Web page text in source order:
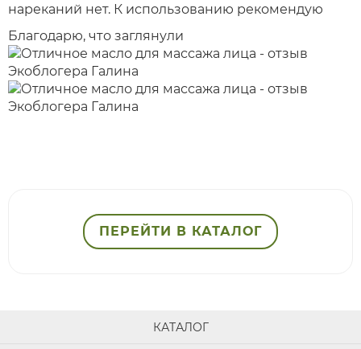
нареканий нет. К использованию рекомендую
Благодарю, что заглянули
ПЕРЕЙТИ В КАТАЛОГ
КАТАЛОГ